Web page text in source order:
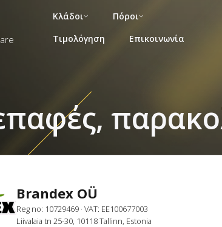
Κλάδοι
Πόροι
Τιμολόγηση
Επικοινωνία
Brandex OÜ
Reg no: 10729469 · VAT: EE100677003
Liivalaia tn 25-30, 10118 Tallinn, Estonia